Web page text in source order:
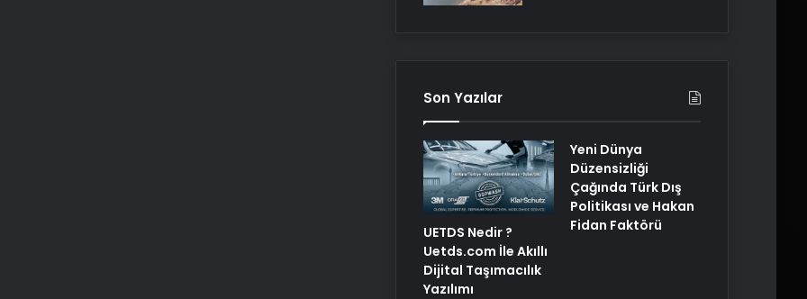
Son Yazılar
UETDS Nedir ?
Uetds.com İle Akıllı
Dijital Taşımacılık
Yazılımı
Yeni Dünya
Düzensizliği
Çağında Türk Dış
Politikası ve Hakan
Fidan Faktörü